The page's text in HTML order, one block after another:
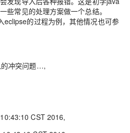
些常见的处理方案做一个总结。
eclipse的过程为例，其他情况也可参
的冲突问题…,
CST 2016,